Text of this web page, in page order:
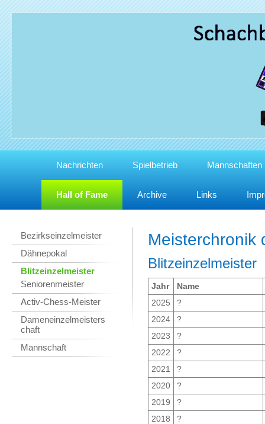
Nachrichten Spielbetrieb Mannschaften
Hall of Fame Archive Links
Bezirkseinzelmeister
Dähnepokal
Blitzeinzelmeister
Seniorenmeister
Activ-Chess-Meister
Dameneinzelmeisters
chaft
Mannschaft
Meisterchronik
Blitzeinzelmeister
Jahr
Name
2025
?
2024
?
2023
?
2022
?
2021
?
2020
?
2019
?
2018
?